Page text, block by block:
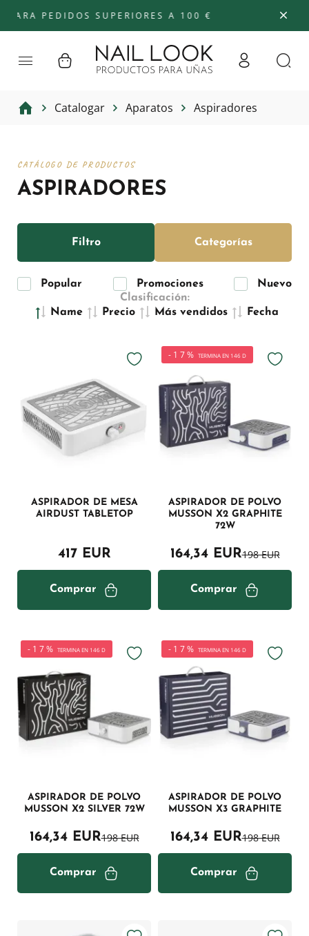
PEDIDOS SUPERIORES A 100 €
Catalogar Aparatos Aspiradores
ASPIRADORES
CATÁLOGO DE PRODUCTOS
Popular Promociones
Nuevo
Clasificación:
Name
Precio Más vendidos Fecha
ASPIRADOR DE MESA
AIRDUST TABLETOP
417 EUR
Comprar
-17%TERMINA EN 146 D
ASPIRADOR DE POLVO
MUSSON X2 GRAPHITE
72W
164,34 EUR198 EUR
Comprar
-17%TERMINA EN 146 D
ASPIRADOR DE POLVO
MUSSON X2 SILVER 72W
164,34 EUR198 EUR
Comprar
-17%TERMINA EN 146 D
ASPIRADOR DE POLVO
MUSSON X3 GRAPHITE
164,34 EUR198 EUR
Comprar
Filtro Categorías